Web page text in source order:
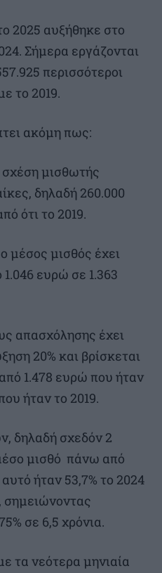
2025 αυξήθηκε στο
Σήμερα εργάζονται
περισσότεροι
το 2019.
ακόμη πως:
μισθωτής
δηλαδή 260.000
ότι το 2019.
μέσος μισθός έχει
ευρώ σε 1.363
απασχόλησης έχει
20% και βρίσκεται
1.478 ευρώ που ήταν
ήταν το 2019.
δηλαδή σχεδόν 2
μισθό πάνω από
ήταν 53,7% το 2024
σημειώνοντας
σε 6,5 χρόνια.
τα νεότερα μηνιαία